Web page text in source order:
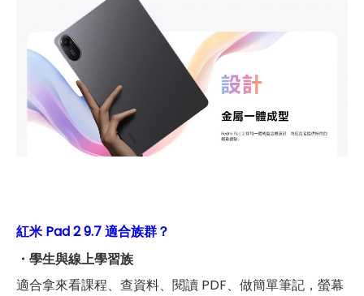
紅米 Pad 2 9.7 適合族群？
・學生與線上學習族
適合拿來看課程、查資料、閱讀 PDF、做簡單筆記，螢幕